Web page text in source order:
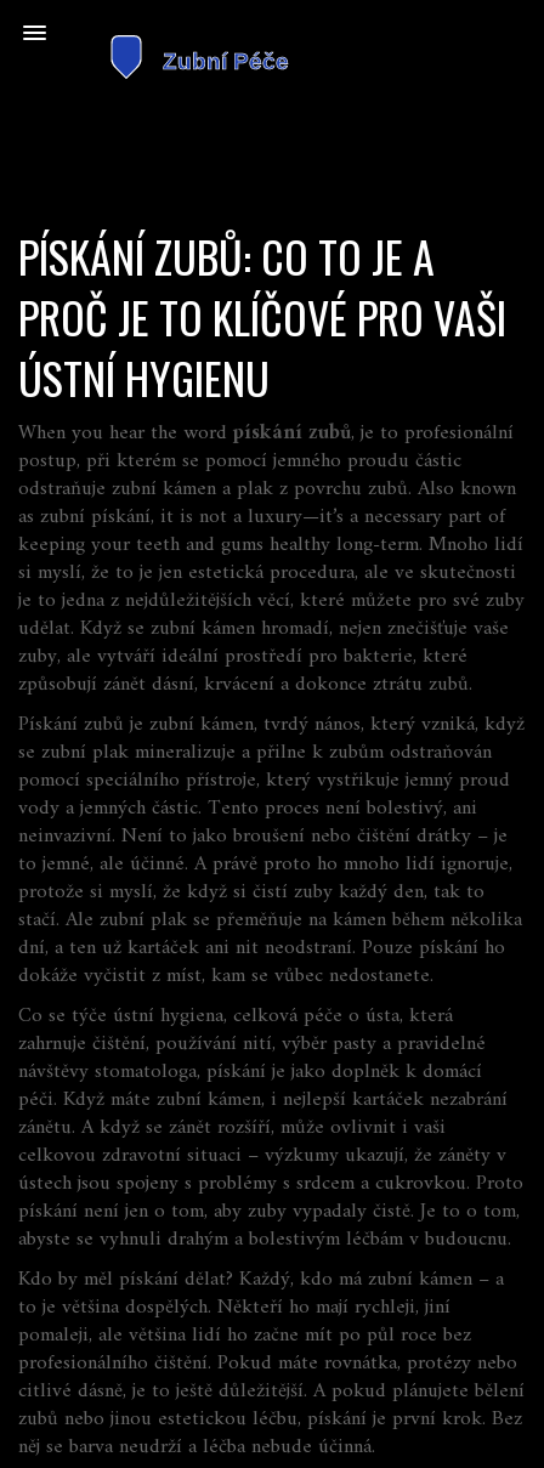
PÍSKÁNÍ ZUBŮ: CO TO JE A
PROČ JE TO KLÍČOVÉ PRO VAŠI
ÚSTNÍ HYGIENU
When you hear the word pískání zubů,je to profesionální
postup, při kterém se pomocí jemného proudu částic
odstraňuje zubní kámen a plak z povrchu zubů. Also known
as zubní pískání, it is not a luxury—it’s a necessary part of
keeping your teeth and gums healthy long-term. Mnoho lidí
si myslí, že to je jen estetická procedura, ale ve skutečnosti
je to jedna z nejdůležitějších věcí, které můžete pro své zuby
udělat. Když se zubní kámen hromadí, nejen znečišťuje vaše
zuby, ale vytváří ideální prostředí pro bakterie, které
způsobují zánět dásní, krvácení a dokonce ztrátu zubů.
Pískání zubů je zubní kámen, tvrdý nános, který vzniká, když
se zubní plak mineralizuje a přilne k zubůmodstraňován
pomocí speciálního přístroje, který vystřikuje jemný proud
vody a jemných částic. Tento proces není bolestivý, ani
neinvazivní. Není to jako broušení nebo čištění drátky – je
to jemné, ale účinné. A právě proto ho mnoho lidí ignoruje,
protože si myslí, že když si čistí zuby každý den, tak to
stačí. Ale zubní plak se přeměňuje na kámen během několika
dní, a ten už kartáček ani nit neodstraní. Pouze pískání ho
dokáže vyčistit z míst, kam se vůbec nedostanete.
Co se týče ústní hygiena, celková péče o ústa, která
zahrnuje čištění, používání nití, výběr pasty a pravidelné
návštěvy stomatologa, pískání je jako doplněk k domácí
péči. Když máte zubní kámen, i nejlepší kartáček nezabrání
zánětu. A když se zánět rozšíří, může ovlivnit i vaši
celkovou zdravotní situaci – výzkumy ukazují, že záněty v
ústech jsou spojeny s problémy s srdcem a cukrovkou. Proto
pískání není jen o tom, aby zuby vypadaly čistě. Je to o tom,
abyste se vyhnuli drahým a bolestivým léčbám v budoucnu.
Kdo by měl pískání dělat? Každý, kdo má zubní kámen – a
to je většina dospělých. Někteří ho mají rychleji, jiní
pomaleji, ale většina lidí ho začne mít po půl roce bez
profesionálního čištění. Pokud máte rovnátka, protézy nebo
citlivé dásně, je to ještě důležitější. A pokud plánujete bělení
zubů nebo jinou estetickou léčbu, pískání je první krok. Bez
něj se barva neudrží a léčba nebude účinná.